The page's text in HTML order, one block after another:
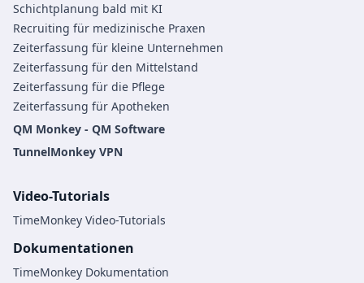
Schichtplanung bald mit KI
Recruiting für medizinische Praxen
Zeiterfassung für kleine Unternehmen
Zeiterfassung für den Mittelstand
Zeiterfassung für die Pflege
Zeiterfassung für Apotheken
QM Monkey - QM Software
TunnelMonkey VPN
Video-Tutorials
TimeMonkey Video-Tutorials
Dokumentationen
TimeMonkey Dokumentation